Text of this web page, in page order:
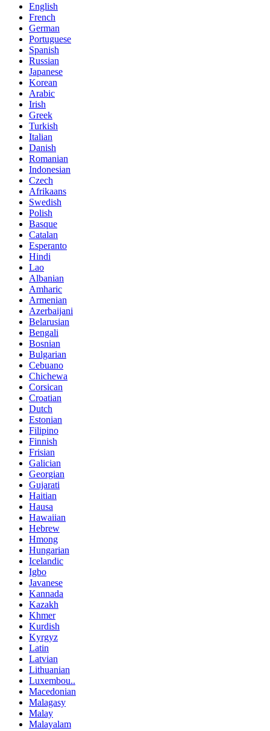
English
French
German
Portuguese
Spanish
Russian
Japanese
Korean
Arabic
Irish
Greek
Turkish
Italian
Danish
Romanian
Indonesian
Czech
Afrikaans
Swedish
Polish
Basque
Catalan
Esperanto
Hindi
Lao
Albanian
Amharic
Armenian
Azerbaijani
Belarusian
Bengali
Bosnian
Bulgarian
Cebuano
Chichewa
Corsican
Croatian
Dutch
Estonian
Filipino
Finnish
Frisian
Galician
Georgian
Gujarati
Haitian
Hausa
Hawaiian
Hebrew
Hmong
Hungarian
Icelandic
Igbo
Javanese
Kannada
Kazakh
Khmer
Kurdish
Kyrgyz
Latin
Latvian
Lithuanian
Luxembou..
Macedonian
Malagasy
Malay
Malayalam